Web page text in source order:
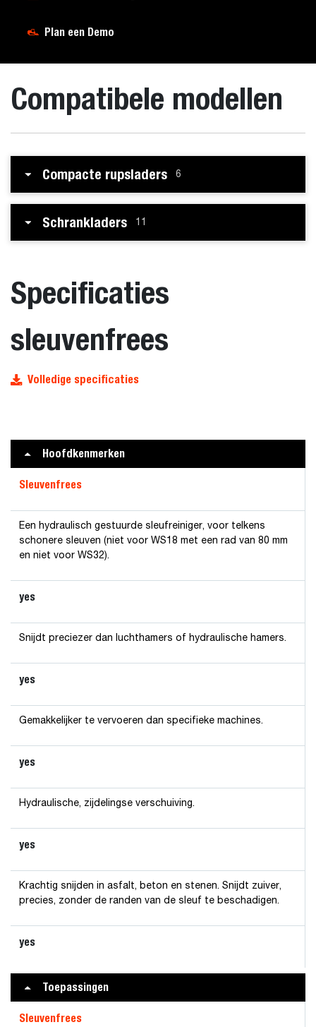
Plan een Demo
Compatibele modellen
Compacte rupsladers 6
Schrankladers 11
Specificaties
sleuvenfrees
Volledige specificaties
Hoofdkenmerken
Sleuvenfrees
Een hydraulisch gestuurde sleufreiniger, voor telkens
schonere sleuven (niet voor WS18 met een rad van 80 mm
en niet voor WS32).
yes
Snijdt preciezer dan luchthamers of hydraulische hamers.
yes
Gemakkelijker te vervoeren dan specifieke machines.
yes
Hydraulische, zijdelingse verschuiving.
yes
Krachtig snijden in asfalt, beton en stenen. Snijdt zuiver,
precies, zonder de randen van de sleuf te beschadigen.
yes
Toepassingen
Sleuvenfrees